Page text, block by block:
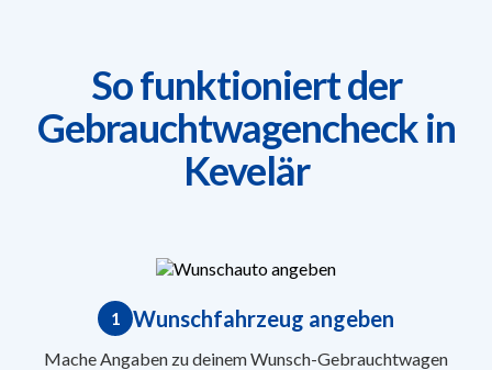
So funktioniert der
Gebrauchtwagencheck in
Kevelär
1 Wunschfahrzeug angeben
Mache Angaben zu deinem Wunsch-Gebrauchtwagen